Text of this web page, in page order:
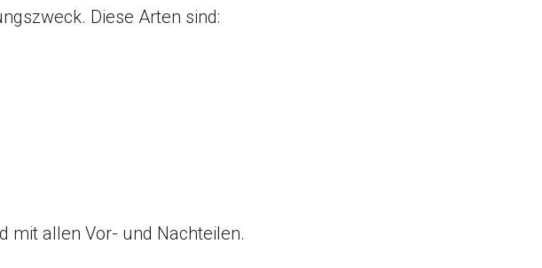
Diese Arten sind:
mit allen Vor- und Nachteilen.